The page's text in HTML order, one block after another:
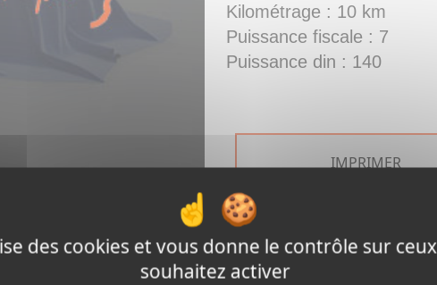
Kilométrage : 10 km
Puissance fiscale : 7
Puissance din : 140
IMPRIMER
des cookies et vous donne le contrôle sur
souhaitez activer